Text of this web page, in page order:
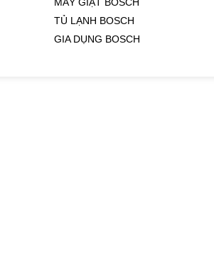
TỦ LẠNH BOSCH
GIA DỤNG BOSCH